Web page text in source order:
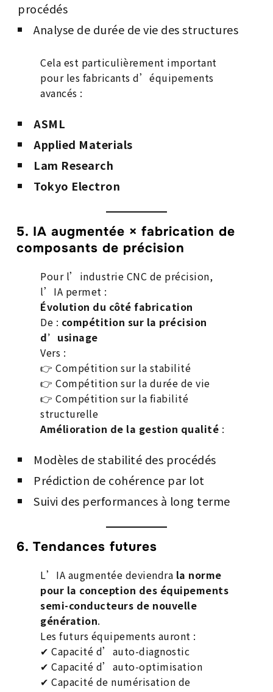
procédés
Analyse de durée de vie des structures
Cela est particulièrement important
pour les fabricants d’équipements
avancés :
ASML
Applied Materials
Lam Research
Tokyo Electron
5. IA augmentée × fabrication de
composants de précision
Pour l’industrie CNC de précision,
l’IA permet :
Évolution du côté fabrication
De : compétition sur la précision
d’usinage
Vers :
👉 Compétition sur la stabilité
👉 Compétition sur la durée de vie
👉 Compétition sur la fiabilité
structurelle
Amélioration de la gestion qualité :
Modèles de stabilité des procédés
Prédiction de cohérence par lot
Suivi des performances à long terme
6. Tendances futures
L’IA augmentée deviendra la norme
pour la conception des équipements
semi-conducteurs de nouvelle
génération.
Les futurs équipements auront :
✔ Capacité d’auto-diagnostic
✔ Capacité d’auto-optimisation
✔ Capacité de numérisation de